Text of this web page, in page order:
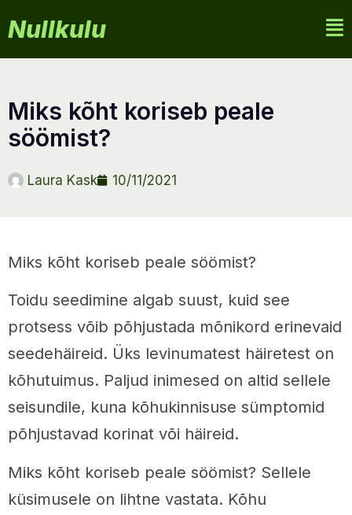
Nullkulu
miks kõht koriseb peale
söömist?
Laura Kask 10/11/2021
Miks kõht koriseb peale söömist?
Toidu seedimine algab suust, kuid see
protsess võib põhjustada mõnikord erinevaid
seedehäireid. Üks levinumatest häiretest on
kõhutuimus. Paljud inimesed on altid sellele
seisundile, kuna kõhukinnisuse sümptomid
põhjustavad korinat või häireid.
Miks kõht koriseb peale söömist? Sellele
küsimusele on lihtne vastata. Kõhu